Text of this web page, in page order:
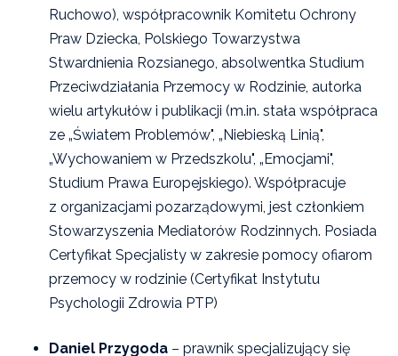
Ruchowo), współpracownik Komitetu Ochrony
Praw Dziecka, Polskiego Towarzystwa
Stwardnienia Rozsianego, absolwentka Studium
Przeciwdziałania Przemocy w Rodzinie, autorka
wielu artykułów i publikacji (m.in. stała współpraca
ze „Światem Problemów", „Niebieską Linią",
„Wychowaniem w Przedszkolu", „Emocjami",
Studium Prawa Europejskiego). Współpracuje
z organizacjami pozarządowymi, jest członkiem
Stowarzyszenia Mediatorów Rodzinnych. Posiada
Certyfikat Specjalisty w zakresie pomocy ofiarom
przemocy w rodzinie (Certyfikat Instytutu
Psychologii Zdrowia PTP)
Daniel Przygoda – prawnik specjalizujący się